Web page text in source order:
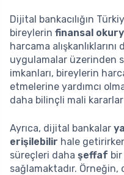
Dijital bankacılığın
bireylerin finansal
harcama
uygulamalar üzerinden
imkanları, bireylerin
etmelerine yardımcı
daha bilinçli mali
Ayrıca, dijital bankalar
erişilebilir hale
süreçleri daha şeffaf
sağlamaktadır. Örneğin,